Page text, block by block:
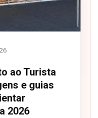
ao Turista
e guias
2026